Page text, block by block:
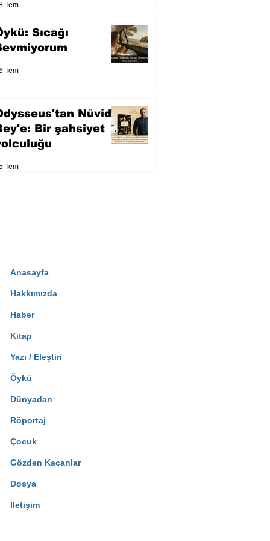
Tem
Sıcağı
Tem
Nüvid
Bir şahsiyet
Tem
Anasayfa
Hakkımızda
Haber
Kitap
Yazı / Eleştiri
Öykü
Dünyadan
Röportaj
Çocuk
Gözden Kaçanlar
Dosya
İletişim